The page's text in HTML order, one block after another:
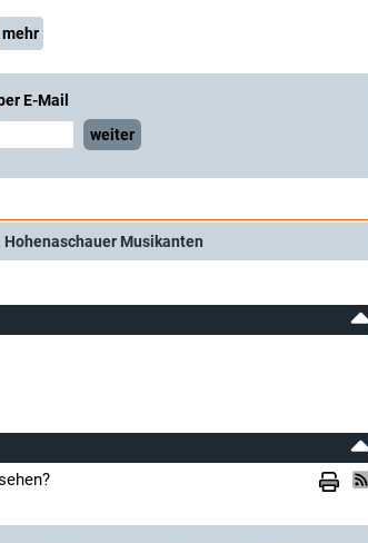
mehr
E-Mail
weiter
Hohenaschauer Musikanten